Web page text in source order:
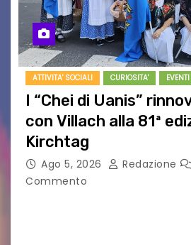
ATTIVITA' SOCIALI CURIOSITA'
I “Chei di Uanis”
con Villach alla 81ª
Kirchtag
Ago 5, 2026 Redazione
Commento